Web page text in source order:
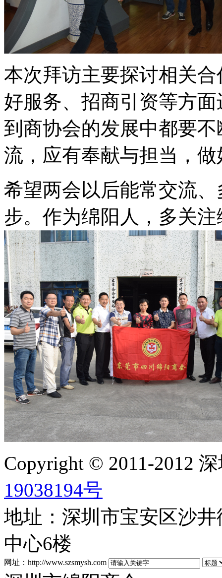
本次拜访主要探讨相关
好服务、招商引资等方
到商协会的发展中都要
流，应有奉献与担当，
希望两会以后能常交流
步。作为绵阳人，多关
Copyright © 2011-2012
19038194号
地址：深圳市宝安区沙
中心6楼
网址：http://www.szsmysh.com